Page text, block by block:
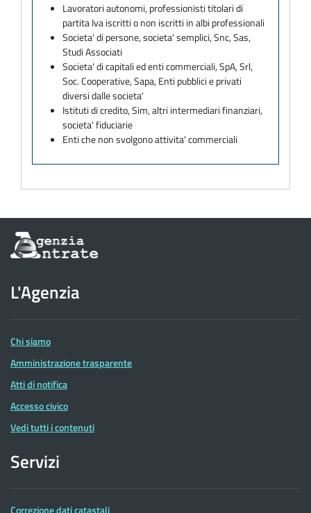
Lavoratori autonomi, professionisti titolari di
partita Iva iscritti o non iscritti in albi professionali
Societa' di persone, societa' semplici, Snc, Sas,
Studi Associati
Societa' di capitali ed enti commerciali, SpA, Srl,
Soc. Cooperative, Sapa, Enti pubblici e privati
diversi dalle societa'
Istituti di credito, Sim, altri intermediari finanziari,
societa' fiduciarie
Enti che non svolgono attivita' commerciali
Informazioni
sul
dell'Agenzia
delle
Entrate
L'Agenzia
Chi siamo
Amministrazione trasparente
Atti di notifica
Accesso civico
Vedi tutti i contenuti
Servizi